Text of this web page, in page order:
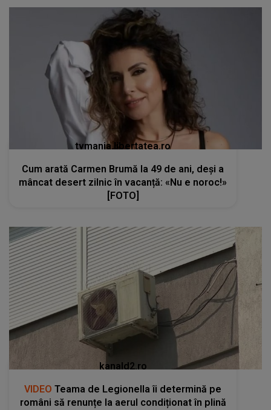
tvmania.libertatea.ro
Cum arată Carmen Brumă la 49 de ani, deși a
mâncat desert zilnic în vacanță: «Nu e noroc!»
[FOTO]
kanald2.ro
VIDEO Teama de Legionella îi determină pe
români să renunțe la aerul condiționat în plină